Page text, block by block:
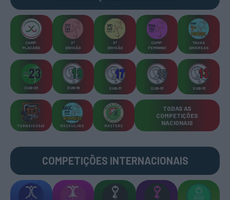
CAMP
PLACARD
2ª
DIVISÃO
3ª
DIVISÃO
CAMP
FEMININO
TAÇAS
DIVERSAS
SUB-23 SUB-19 SUB-17 SUB-15 SUB-13
TORNEIOS 3x3 MASCULINO MASTERS
TODAS AS
COMPETIÇÕES
NACIONAIS
COMPETIÇÕES INTERNACIONAIS